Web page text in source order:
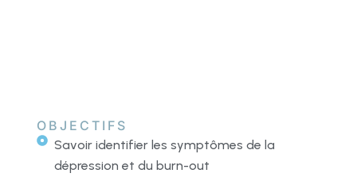
OBJECTIFS
Savoir identifier les symptômes de la
dépression et du burn-out